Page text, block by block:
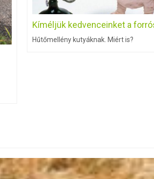
Kíméljük kedvenceinket a
Hűtőmellény kutyáknak. Miért is?